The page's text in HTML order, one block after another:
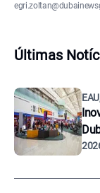
Últimas